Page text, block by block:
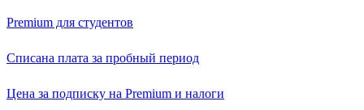
Premium для студентов
Списана плата за пробный период
Цена за подписку на Premium и налоги